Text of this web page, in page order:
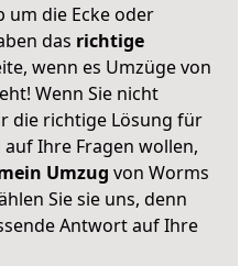
um die Ecke oder
das richtige
wenn es Umzüge von
Wenn Sie nicht
die richtige Lösung für
Ihre Fragen wollen,
Umzug von Worms
Sie sie uns, denn
Antwort auf Ihre